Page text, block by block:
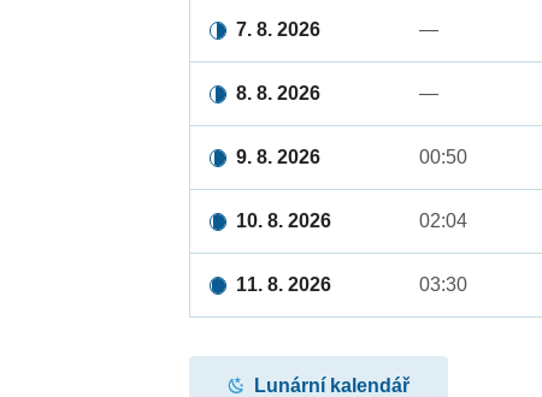
7. 8. 2026 —
8. 8. 2026 —
9. 8. 2026 00:50
10. 8. 2026 02:04
11. 8. 2026 03:30
Lunární kalendář